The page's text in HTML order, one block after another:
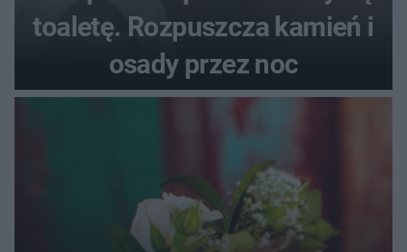
toaletę. Rozpuszcza kamień i
osady przez noc